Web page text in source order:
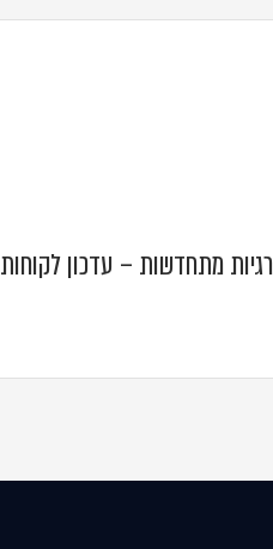
מתחדשות – עדכון לקוחות